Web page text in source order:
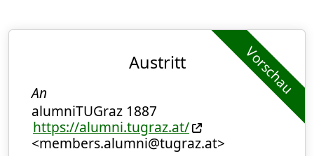
Vorschau
Austritt
An
alumniTUGraz 1887
https://alumni.tugraz.at/
<members.alumni@tugraz.at>